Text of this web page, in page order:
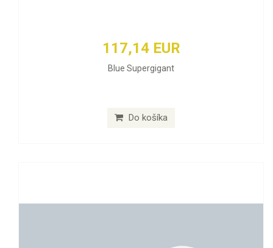
117,14 EUR
Blue Supergigant
Do košíka